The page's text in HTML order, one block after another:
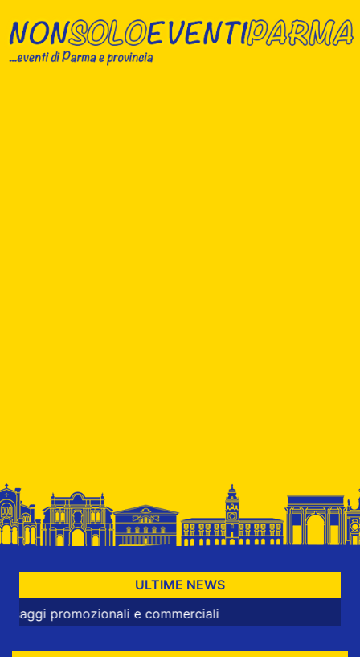
ULTIME NEWS
promozionali e commerciali